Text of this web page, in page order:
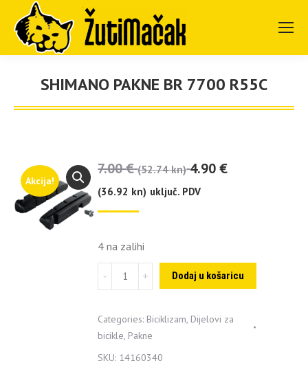
SHIMANO PAKNE BR 7700 R55C
You are here:
Akcija!
7.00€ (52.74 kn) 4.90€
(36.92 kn) uključ. PDV
4 na zalihi
Shimano
pakne
7700
Dodaj u košaricu
Categories: Biciklizam, Dijelovi za
bicikle, Pakne
SKU: 14160340